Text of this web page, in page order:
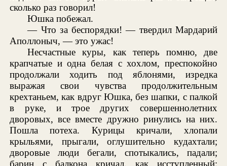
сколько раз говорил!
Юшка побежал.
— Что за беспорядки! — твердил Мардарий
Аполлоныч, — это ужас!
Несчастные куры, как теперь помню, две
крапчатые и одна белая с хохлом, преспокойно
продолжали ходить под яблонями, изредка
выражая свои чувства продолжительным
крехтаньем, как вдруг Юшка, без шапки, с палкой
в руке, и трое других совершеннолетних
дворовых, все вместе дружно ринулись на них.
Пошла потеха. Курицы кричали, хлопали
крыльями, прыгали, оглушительно кудахтали;
дворовые люди бегали, спотыкались, падали;
барин с балкона кричал, как исступленный: